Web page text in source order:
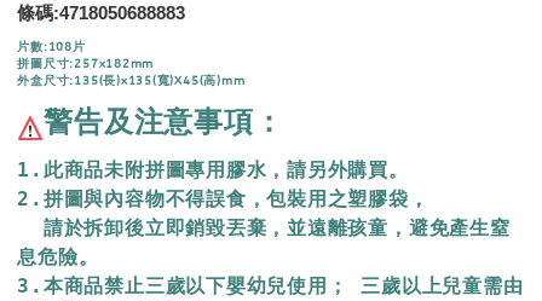
條碼:4718050688883
片數:108片
拼圖尺寸:257x182mm
外盒尺寸:135(長)x135(寬)X45(高)mm
警告及注意事項：
1.此商品未附拼圖專用膠水，請另外購買。
2.拼圖與內容物不得誤食，包裝用之塑膠袋，
  請於拆卸後立即銷毀丟棄，
並遠離孩童，避免產生窒
息危險。
3.本商品禁止三歲以下嬰幼兒使用； 三歲以上兒童需由